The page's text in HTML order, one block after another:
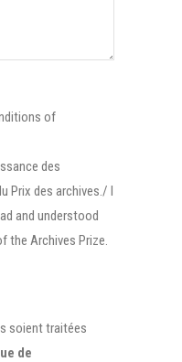
of
des
Prix des archives./ I
and understood
the Archives Prize.
soient traitées
de